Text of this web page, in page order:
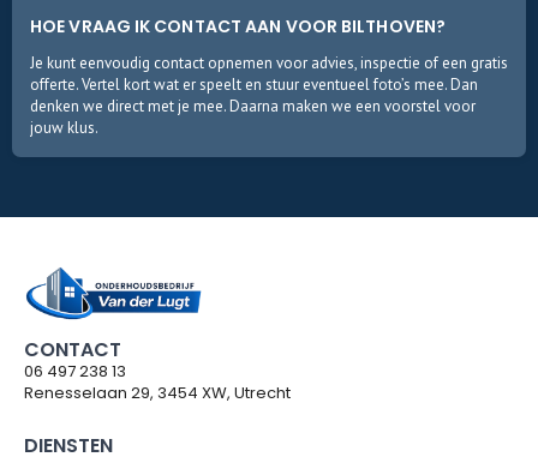
HOE VRAAG IK CONTACT AAN VOOR BILTHOVEN?
Je kunt eenvoudig contact opnemen voor advies, inspectie of een gratis
offerte. Vertel kort wat er speelt en stuur eventueel foto’s mee. Dan
denken we direct met je mee. Daarna maken we een voorstel voor
jouw klus.
CONTACT
06 497 238 13
Renesselaan 29, 3454 XW, Utrecht
DIENSTEN